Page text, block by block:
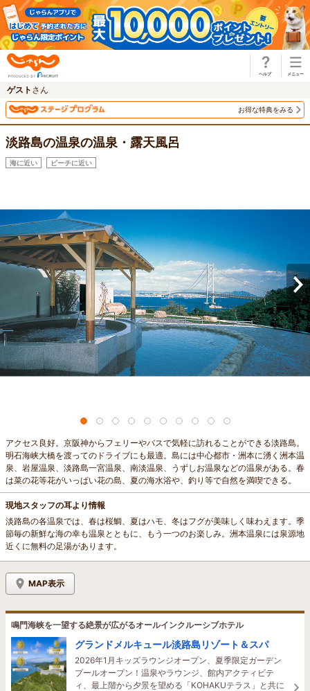
ゲスト さん
お得な特典をみる
淡路島の温泉の温泉・露天風呂
海に近い ビーチに近い
アクセス良好。京阪神からフェリーやバスで気軽に訪れることができる淡路島。
明石海峡大橋を渡ってのドライブにも最適。島には中心都市・洲本に湧く洲本温
泉、岩屋温泉、淡路島一宮温泉、南淡温泉、うずしお温泉などの温泉がある。春
は菜の花等花がいっぱい花の島、夏の海水浴や、釣り等で自然を満喫できる。
現地スタッフの耳より情報
淡路島の各温泉では、春は桜鯛、夏はハモ、冬はフグが美味しく味わえます。季
節毎の新鮮な海の幸も温泉とともに、もう一つのお楽しみ。洲本温泉には泉源地
近くに無料の足湯があります。
MAP表示
鳴門海峡を一望する絶景が広がるオールインクルーシブホテル
グランドメルキュール淡路島リゾート＆スパ
2026年1月キッズラウンジオープン、夏季限定ガーデン
プールオープン！温泉やラウンジ、館内アクティビテ
ィ、最上階から夕景を望める「KOHAKUテラス」と共に